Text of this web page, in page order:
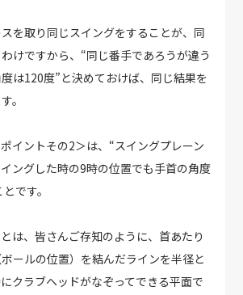
を取り同じスイングをすることが、同
けですから、“同じ番手であろうが違う
は120度”と決めておけば、同じ結果を
。
イントその2＞は、“スイングプレーン
ングした時の9時の位置でも手首の角度
です。
は、皆さんご存知のように、首あたり
ールの位置）を結んだラインを半径と
クラブヘッドがなぞってできる平面で